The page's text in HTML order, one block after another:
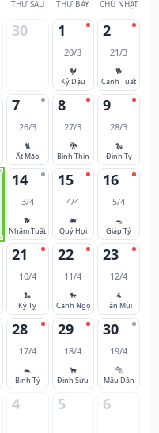
THỨ SÁU THỨ BẢY CHỦ NHẬT
30 1
20/3
🐓
Kỷ Dậu
2
21/3
🐕
Canh Tuất
7
26/3
🐈
Ất Mão
8
27/3
🐉
Bính Thìn
9
28/3
🐍
Đinh Tỵ
14
3/4
🐕
Nhâm Tuất
15
4/4
🐖
Quý Hợi
16
5/4
🐀
Giáp Tý
21
10/4
🐍
Kỷ Tỵ
22
11/4
🐎
Canh Ngọ
23
12/4
🐐
Tân Mùi
28
17/4
🐀
Bính Tý
29
18/4
🐂
Đinh Sửu
30
19/4
🐅
Mậu Dần
4 5 6